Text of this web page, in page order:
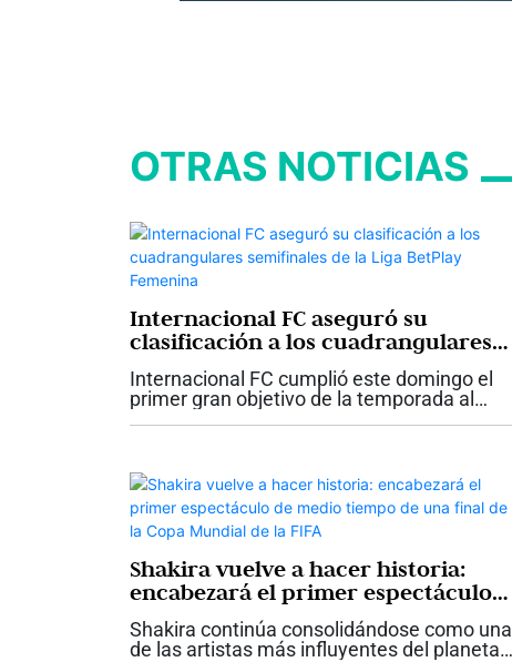
OTRAS NOTICIAS
Internacional FC aseguró su
clasificación a los cuadrangulares
semifinales de la Liga BetPlay
Femenina
Internacional FC cumplió este domingo el
primer gran objetivo de la temporada al
palmirano empató...
Shakira vuelve a hacer historia:
encabezará el primer espectáculo
de medio tiempo de una final de la
Copa Mundial de la FIFA
Shakira continúa consolidándose como una
de las artistas más influyentes del planeta.